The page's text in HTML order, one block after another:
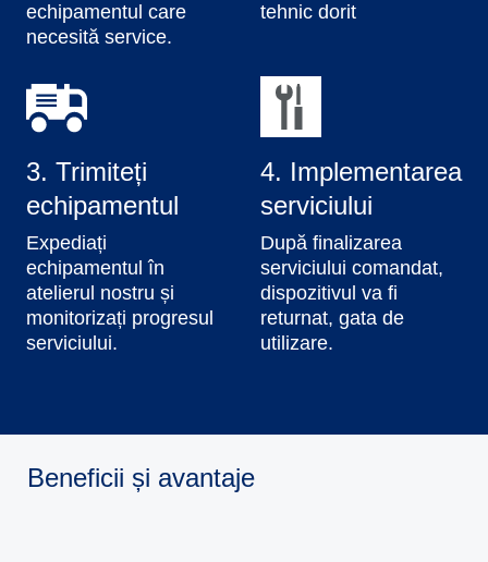
echipamentul care
necesită service.
tehnic dorit
3. Trimiteți
echipamentul
Expediați
echipamentul în
atelierul nostru și
monitorizați progresul
serviciului.
4. Implementarea
serviciului
După finalizarea
serviciului comandat,
dispozitivul va fi
returnat, gata de
utilizare.
Beneficii și avantaje